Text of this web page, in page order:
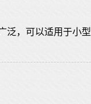
泛，可以适用于小